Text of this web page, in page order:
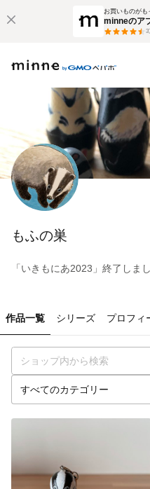
お買いものがも
minneのア
3
もふの巣
「いきもにあ2023」終了しま
作品一覧 シリーズ プロフィ